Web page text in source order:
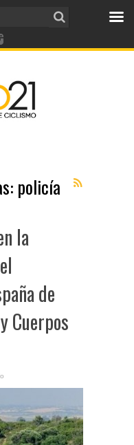
policía
la
de
Cuerpos